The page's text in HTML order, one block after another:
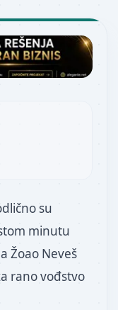
su
minutu
Žoao Neveš
rano vođstvo